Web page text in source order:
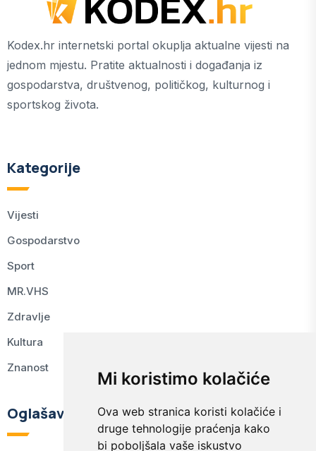
Mi koristimo kolačiće
Ova web stranica koristi kolačiće i
druge tehnologije praćenja kako
bi poboljšala vaše iskustvo
Kodex.hr internetski portal okuplja aktualne vijesti na
jednom mjestu. Pratite aktualnosti i događanja iz
gospodarstva, društvenog, političkog, kulturnog i
sportskog života.
Kategorije
Vijesti
Gospodarstvo
Sport
MR.VHS
Zdravlje
Kultura
Znanost
Oglašavanje